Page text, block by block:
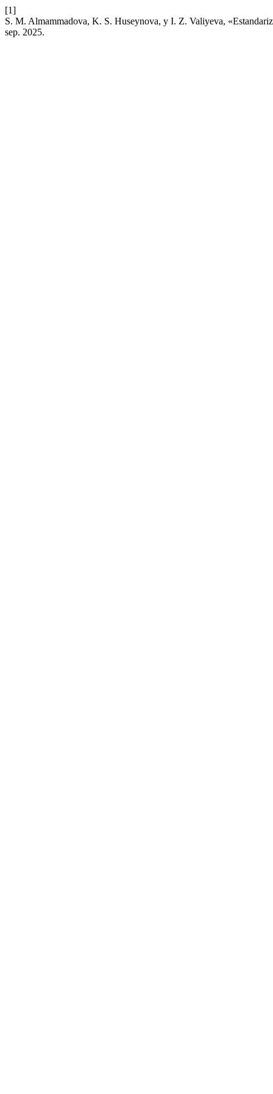
[1]
S. M. Almammadova, K. S. Huseynova, y I. Z. Valiyeva,
sep. 2025.